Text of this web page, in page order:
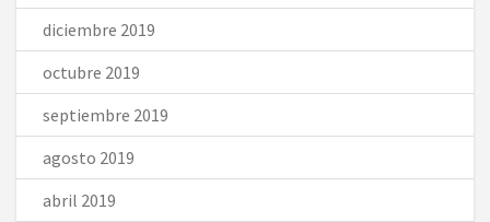
diciembre 2019
octubre 2019
septiembre 2019
agosto 2019
abril 2019